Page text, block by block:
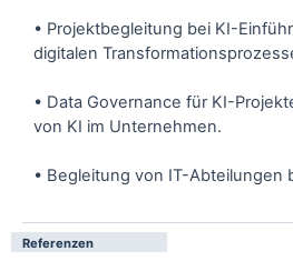
• Projektbegleitung bei KI-
digitalen
• Data Governance für KI-
von KI im Unternehmen.
• Begleitung von IT-Abteilungen
Referenzen